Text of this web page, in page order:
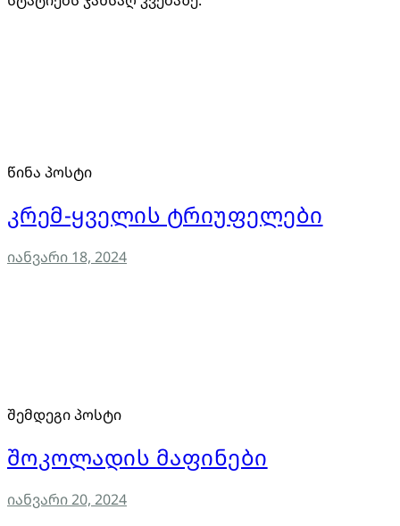
წინა პოსტი
კრემ-ყველის ტრიუფელები
იანვარი 18, 2024
შემდეგი პოსტი
შოკოლადის მაფინები
იანვარი 20, 2024